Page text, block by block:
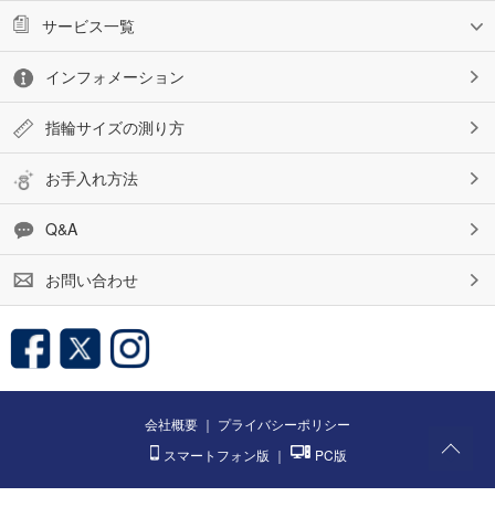
サービス一覧
インフォメーション
指輪サイズの測り方
お手入れ方法
Q&A
お問い合わせ
会社概要 ｜ プライバシーポリシー
スマートフォン版 ｜ PC版